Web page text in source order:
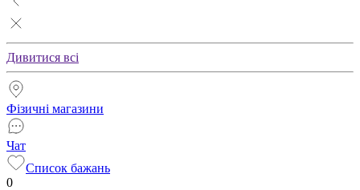
Дивитися всі
Фізичні магазини
Чат
Список бажань
0